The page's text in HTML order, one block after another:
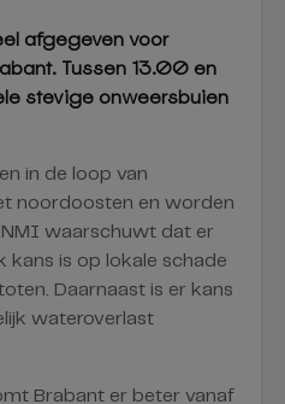
afgegeven voor
Tussen 13.00 en
stevige onweersbuien
in de loop van
noordoosten en worden
waarschuwt dat er
kans is op lokale schade
Daarnaast is er kans
wateroverlast
Brabant er beter vanaf